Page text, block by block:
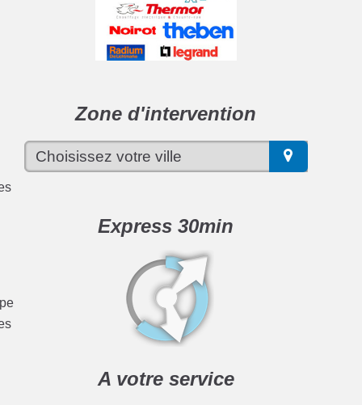
Zone d'intervention
Express 30min
A votre service